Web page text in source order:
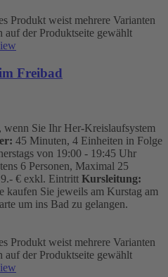
Produkt weist mehrere Varianten
der Produktseite gewählt
Freibad
wenn Sie Ihr Her-Kreislaufsystem
45 Minuten, 4 Einheiten in Folge
von 19:00 - 19:45 Uhr
6 Personen, Maximal 25
€ exkl. Eintritt Kursleitung:
kaufen Sie jeweils am Kurstag am
um ins Bad zu gelangen.
Produkt weist mehrere Varianten
der Produktseite gewählt